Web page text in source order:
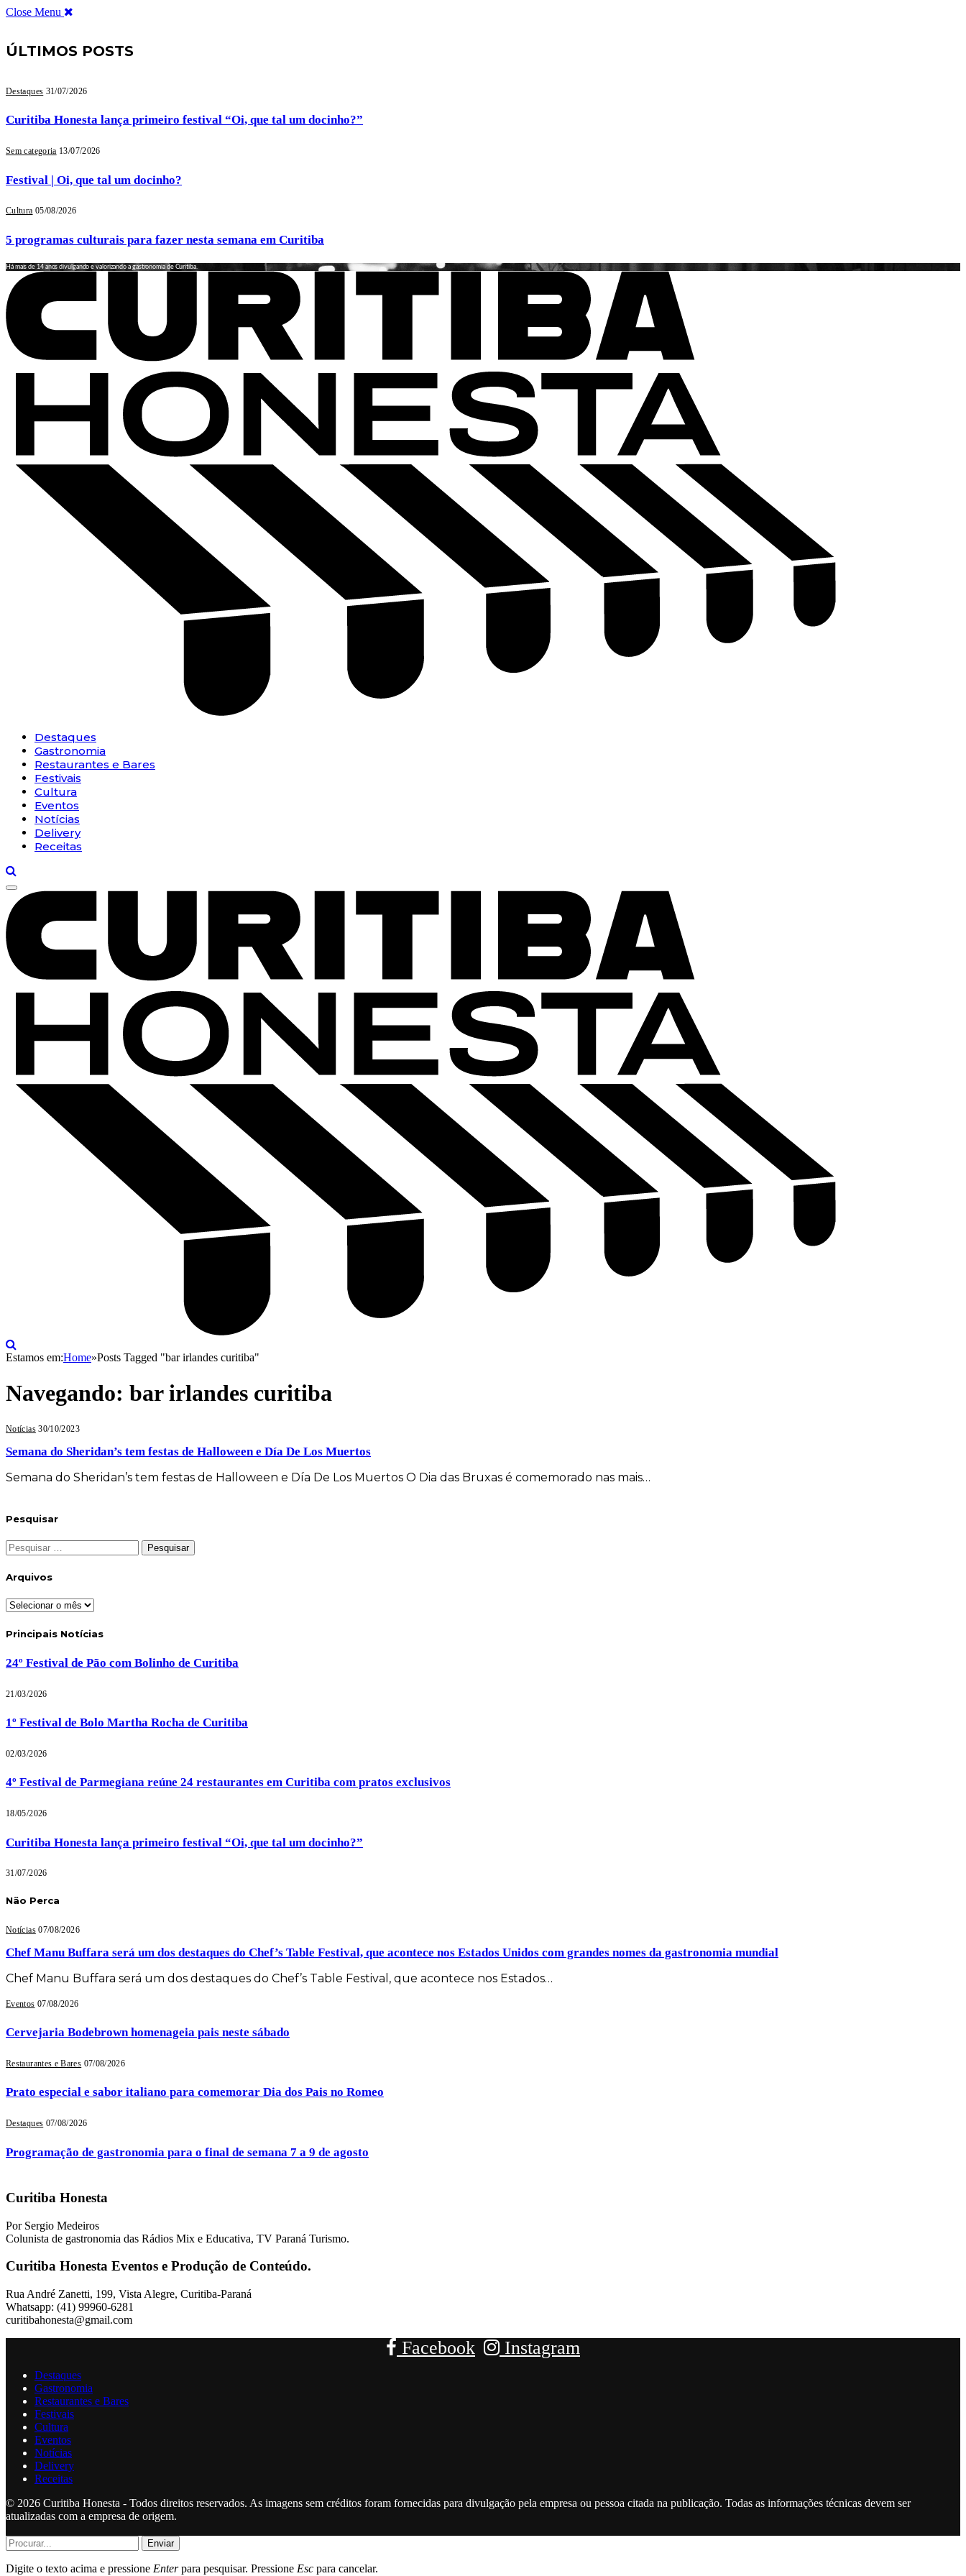
Close Menu
ÚLTIMOS POSTS
Destaques 31/07/2026
Curitiba Honesta lança primeiro festival “Oi, que tal um docinho?”
Sem categoria 13/07/2026
Festival | Oi, que tal um docinho?
Cultura 05/08/2026
5 programas culturais para fazer nesta semana em Curitiba
Há mais de 14 anos divulgando e valorizando a gastronomia de Curitiba.
Destaques
Gastronomia
Restaurantes e Bares
Festivais
Cultura
Eventos
Notícias
Delivery
Receitas
Estamos em:Home»Posts Tagged "bar irlandes curitiba"
Navegando: bar irlandes curitiba
Notícias 30/10/2023
Semana do Sheridan’s tem festas de Halloween e Día De Los Muertos
Semana do Sheridan’s tem festas de Halloween e Día De Los Muertos O Dia das Bruxas é comemorado nas mais…
Pesquisar
Pesquisar
por:
Arquivos
Arquivos
Principais Notícias
24º Festival de Pão com Bolinho de Curitiba
21/03/2026
1º Festival de Bolo Martha Rocha de Curitiba
02/03/2026
4º Festival de Parmegiana reúne 24 restaurantes em Curitiba com pratos exclusivos
18/05/2026
Curitiba Honesta lança primeiro festival “Oi, que tal um docinho?”
31/07/2026
Não Perca
Notícias 07/08/2026
Chef Manu Buffara será um dos destaques do Chef’s Table Festival, que acontece nos Estados Unidos com grandes nomes da gastronomia mundial
Chef Manu Buffara será um dos destaques do Chef’s Table Festival, que acontece nos Estados…
Eventos 07/08/2026
Cervejaria Bodebrown homenageia pais neste sábado
Restaurantes e Bares 07/08/2026
Prato especial e sabor italiano para comemorar Dia dos Pais no Romeo
Destaques 07/08/2026
Programação de gastronomia para o final de semana 7 a 9 de agosto
Curitiba Honesta
Por Sergio Medeiros
Colunista de gastronomia das Rádios Mix e Educativa, TV Paraná Turismo.
Curitiba Honesta Eventos e Produção de Conteúdo.
Rua André Zanetti, 199, Vista Alegre, Curitiba-Paraná
Whatsapp: (41) 99960-6281
curitibahonesta@gmail.com
Facebook Instagram
Destaques
Gastronomia
Restaurantes e Bares
Festivais
Cultura
Eventos
Notícias
Delivery
Receitas
© 2026 Curitiba Honesta - Todos direitos reservados. As imagens sem créditos foram fornecidas para divulgação pela empresa ou pessoa citada na publicação. Todas as informações técnicas devem ser
atualizadas com a empresa de origem.
Enviar
Digite o texto acima e pressione Enterpara pesquisar. Pressione Esc para cancelar.